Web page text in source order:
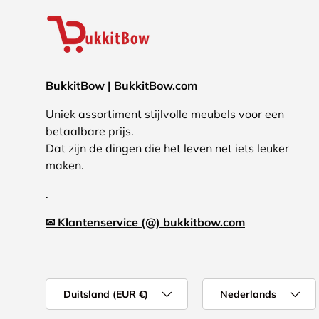
BukkitBow | BukkitBow.com
Uniek assortiment stijlvolle meubels voor een
betaalbare prijs.
Dat zijn de dingen die het leven net iets leuker
maken.
.
✉ Klantenservice (@) bukkitbow.com
Duitsland (EUR €) Nederlands